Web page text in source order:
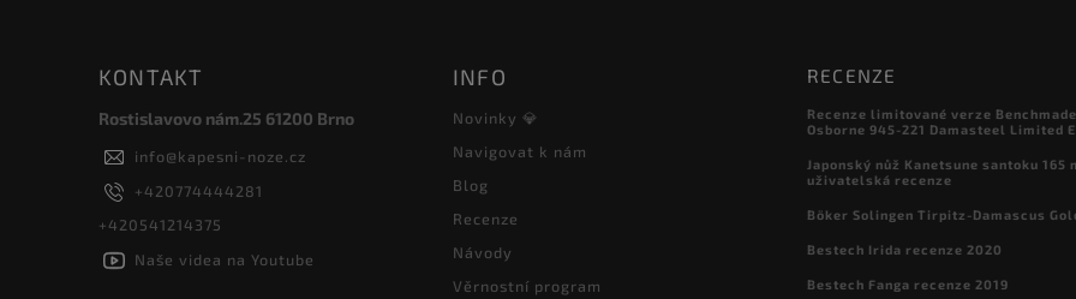
KONTAKT
Rostislavovo nám.25 61200 Brno
info@kapesni-noze.cz
+420774444281
+420541214375
Naše videa na Youtube
INFO
Novinky 💎
Navigovat k nám
Blog
Recenze
Návody
Věrnostní program
RECENZE
Recenze limitované verze
Osborne 945-221 Damasteel Limited
Japonský nůž Kanetsune santoku 165
uživatelská recenze
Böker Solingen Tirpitz-Damascus
Bestech Irida recenze 2020
Bestech Fanga recenze 2019